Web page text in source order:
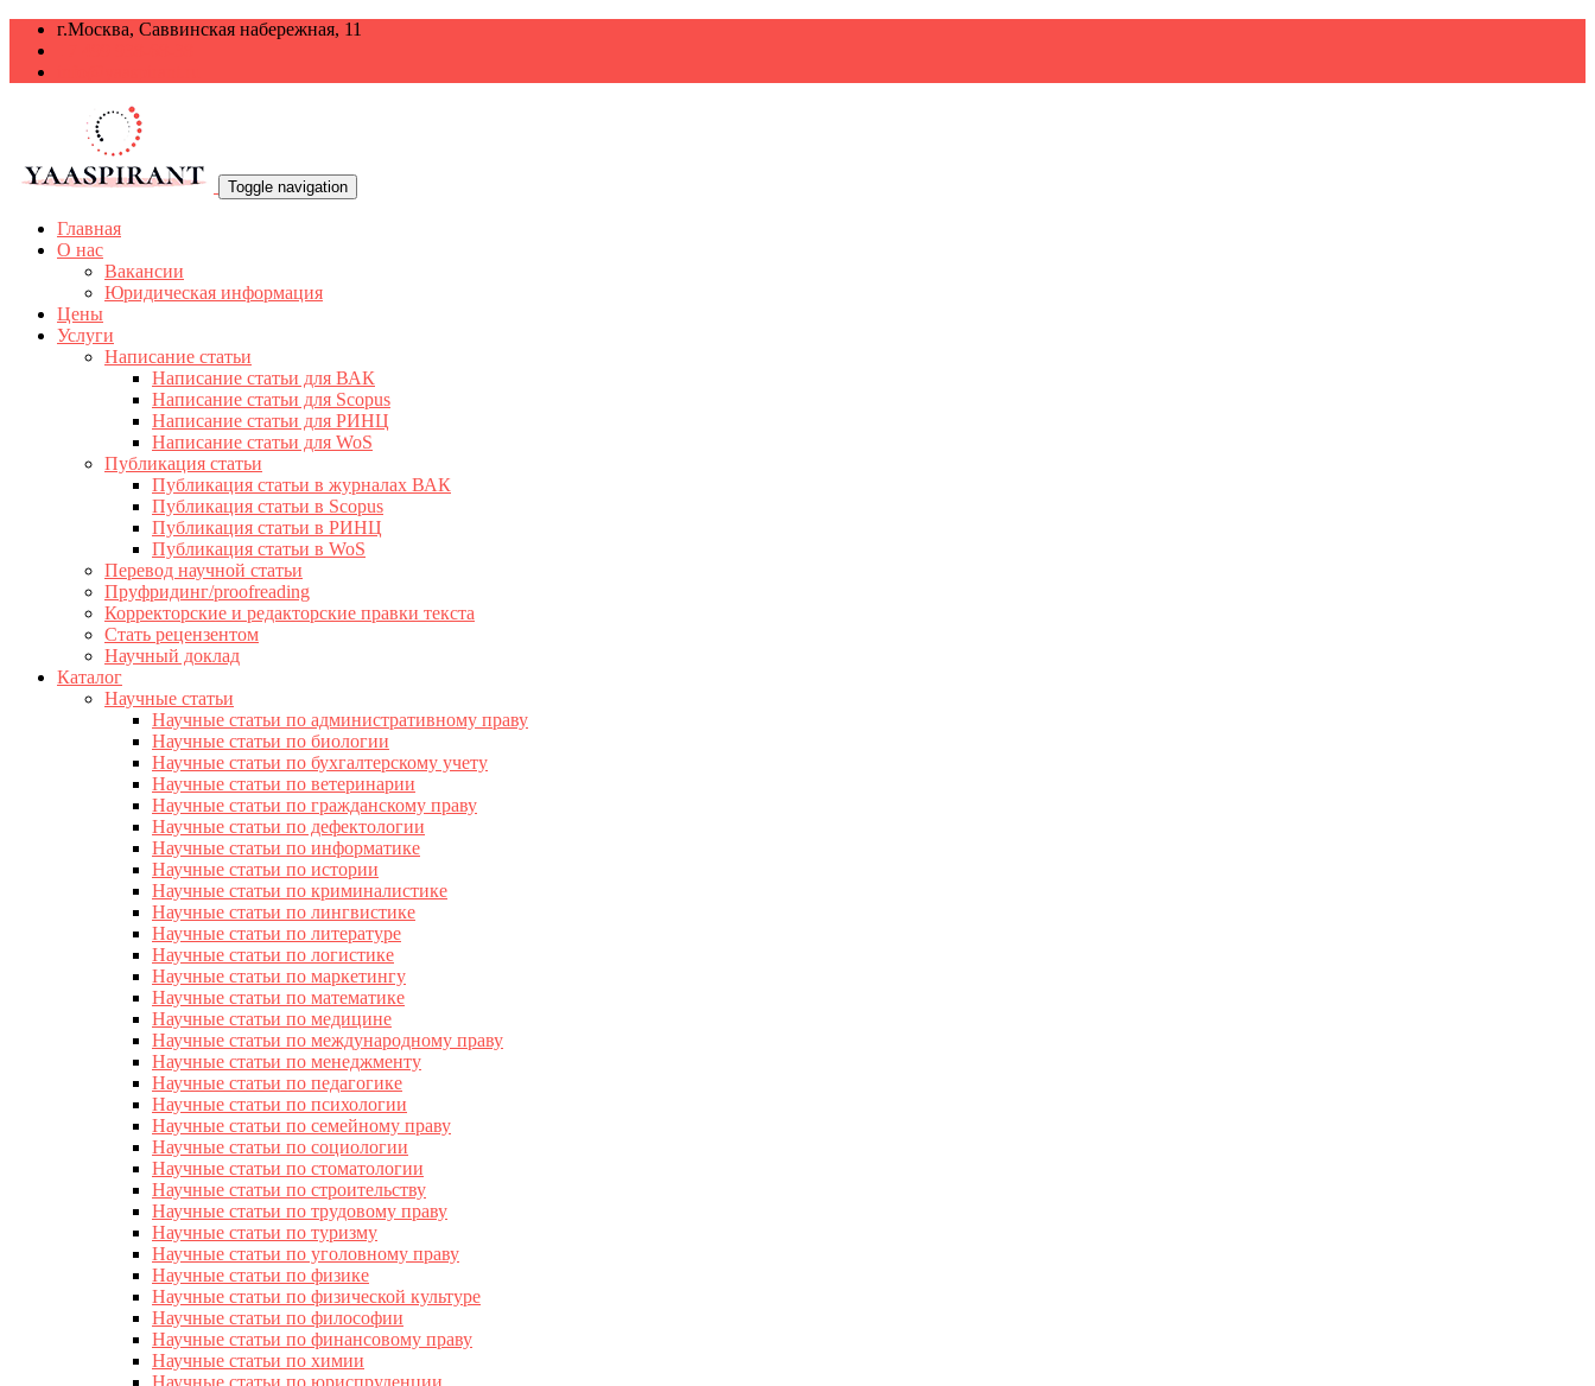
г.Москва, Саввинская набережная, 11
Toggle navigation
Главная
О нас
Вакансии
Юридическая информация
Цены
Услуги
Написание статьи
Написание статьи для ВАК
Написание статьи для Scopus
Написание статьи для РИНЦ
Написание статьи для WoS
Публикация статьи
Публикация статьи в журналах ВАК
Публикация статьи в Scopus
Публикация статьи в РИНЦ
Публикация статьи в WoS
Перевод научной статьи
Пруфридинг/proofreading
Корректорские и редакторские правки текста
Стать рецензентом
Научный доклад
Каталог
Научные статьи
Научные статьи по административному праву
Научные статьи по биологии
Научные статьи по бухгалтерскому учету
Научные статьи по ветеринарии
Научные статьи по гражданскому праву
Научные статьи по дефектологии
Научные статьи по информатике
Научные статьи по истории
Научные статьи по криминалистике
Научные статьи по лингвистике
Научные статьи по литературе
Научные статьи по логистике
Научные статьи по маркетингу
Научные статьи по математике
Научные статьи по медицине
Научные статьи по международному праву
Научные статьи по менеджменту
Научные статьи по педагогике
Научные статьи по психологии
Научные статьи по семейному праву
Научные статьи по социологии
Научные статьи по стоматологии
Научные статьи по строительству
Научные статьи по трудовому праву
Научные статьи по туризму
Научные статьи по уголовному праву
Научные статьи по физике
Научные статьи по физической культуре
Научные статьи по философии
Научные статьи по финансовому праву
Научные статьи по химии
Научные статьи по юриспруденции